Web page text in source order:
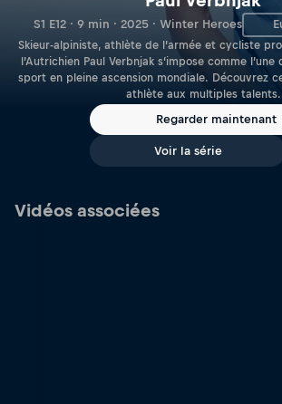
S1 E12 · 9 min · 2025 · Winter Heroes
Skieur-alpiniste, athlète de l’armée et cycliste
l’Autrichien Paul Verbnjak s’impose comme l’une
sport en pleine ascension mondiale. Découvrez
athlète aux multiples talents.
Regarder maintenant
Voir la série
Vidéos associées